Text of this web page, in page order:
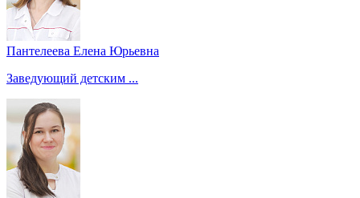
Пантелеева Елена Юрьевна
Заведующий детским ...